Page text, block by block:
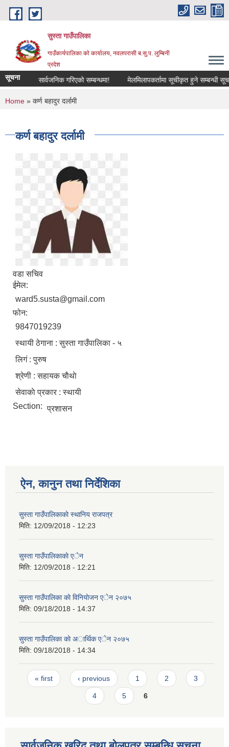
Skip to main content
सुस्ता गाउँपालिका
गाउँकार्यपालिका काे कार्यालय, नवलपरासी ब.सु.प. लुम्बिनी
प्रदेश
सूचना
विवरण सार्वजनिक गरिएको सम्बन्धमा! मेलमिलापकर्तामा सूचीकृत हुने सम्बन्धी सूचना
You are here
Home » कर्ण बहादुर दर्लामी
कर्ण बहादुर दर्लामी
वडा सचिव
ईमेल:
ward5.susta@gmail.com
फोन:
9847019239
स्थायी ठेगाना : सुस्ता गाउँपालिका - ५
लिगं : पुरुष
श्रेणी : सहायक चाैथाे
सेवाकाे प्रकार : स्थायी
Section: प्रशासन
ऐन, कानुन तथा निर्देशिका
सुस्ता गाउँपालिकाकाे स्थानिय राजपत्र
मिति: 12/09/2018 - 12:23
सुस्ता गाउँपालिकाकाे एेन
मिति: 12/09/2018 - 12:21
सुस्ता गाउँपालिका काे विनियाेजन एेन २०७५
मिति: 09/18/2018 - 14:37
सुस्ता गाउँपालिका काे अार्थिक एेन २०७५
मिति: 09/18/2018 - 14:34
Pages
« first ‹ previous 1 2 3
4 5 6